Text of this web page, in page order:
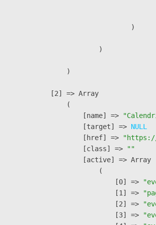
                        )
                )
        )
    [2] => Array
        (
            [name] =>
            [target] =>
NULL
            [href] =>
            [class] =>
""
            [active] => Array
                (
                    [0] =>
                    [1] =>
                    [2] =>
                    [3] =>